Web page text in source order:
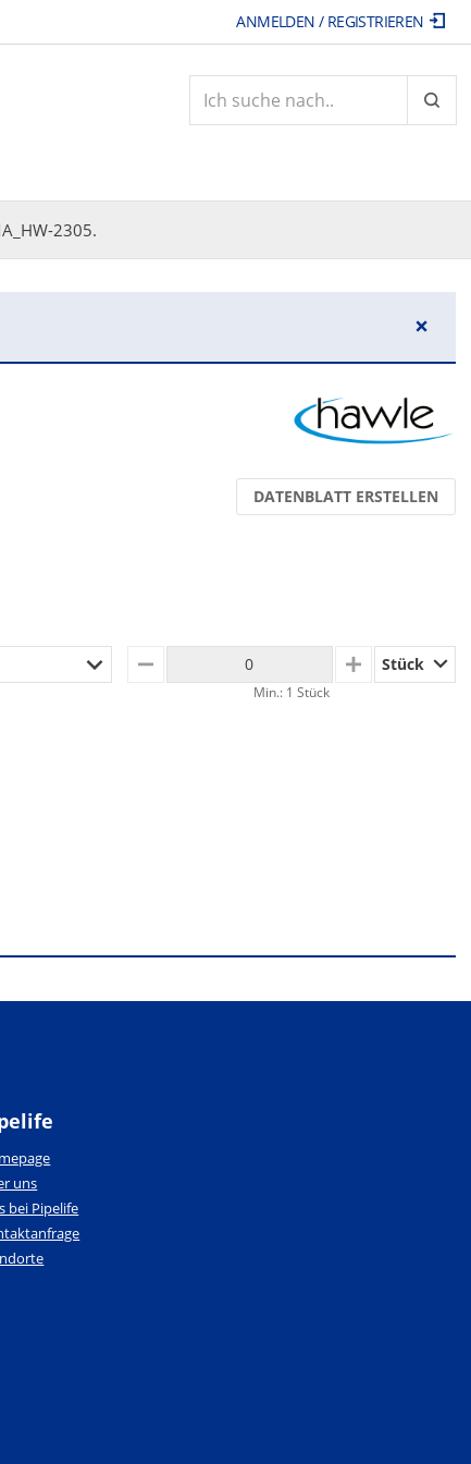
ANMELDEN / REGISTRIEREN
2305.
×
DATENBLATT ERSTELLEN
MINUS PLUSStück
Min.: 1 Stück
uns
bei Pipelife